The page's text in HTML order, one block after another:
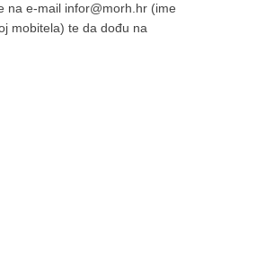
na e-mail infor@morh.hr (ime
mobitela) te da dođu na